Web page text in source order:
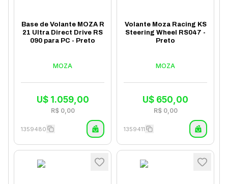
Base de Volante MOZA R
21 Ultra Direct Drive RS
090 para PC - Preto
MOZA
U$ 1.059,00
R$ 0,00
1359480
Volante Moza Racing KS
Steering Wheel RS047 -
Preto
MOZA
U$ 650,00
R$ 0,00
1359411